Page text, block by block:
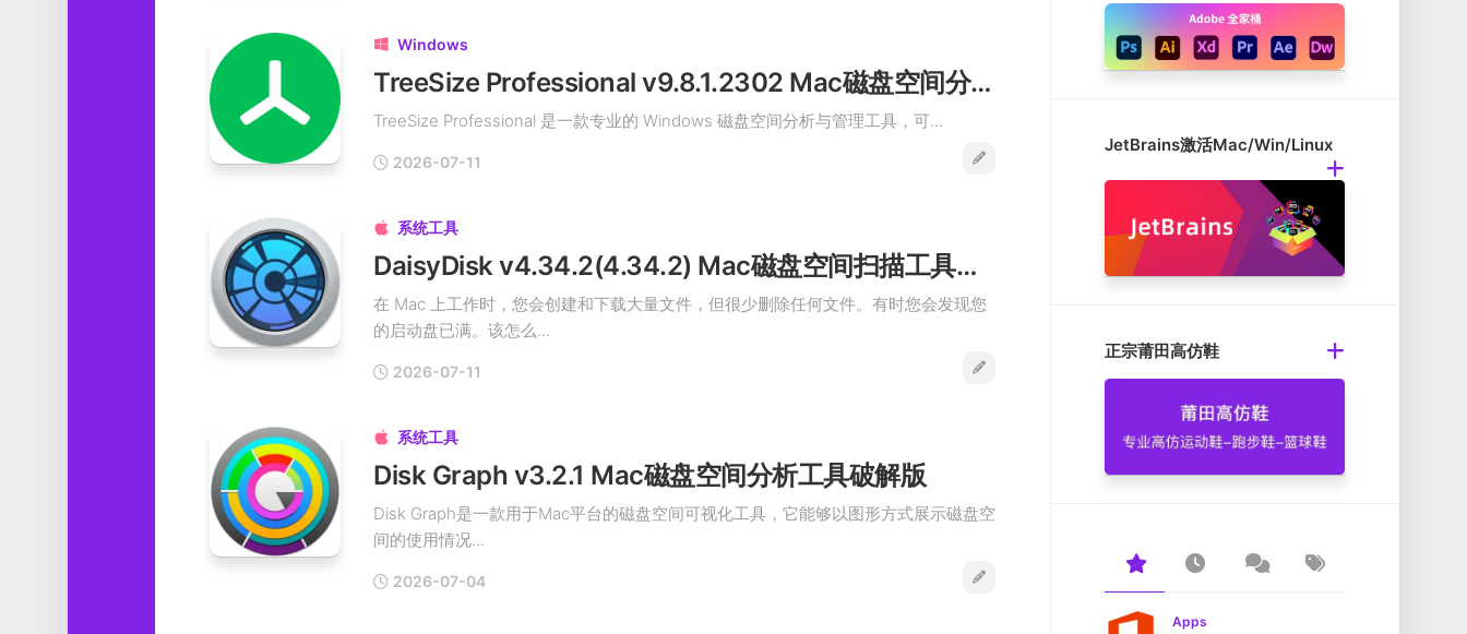
图
计
体
娱
乐
 Windows
TreeSize Professional v9.8.1.2302 Mac磁盘空间分析与管理工具破解版
TreeSize Professional 是一款专业的 Windows 磁盘空间分析与管理工具，可...
2026-07-11
 系统工具
DaisyDisk v4.34.2(4.34.2) Mac磁盘空间扫描工具破解版下载
在 Mac 上工作时，您会创建和下载大量文件，但很少删除任何文件。有时您会发现您
的启动盘已满。该怎么...
2026-07-11
 系统工具
Disk Graph v3.2.1 Mac磁盘空间分析工具破解版
Disk Graph是一款用于Mac平台的磁盘空间可视化工具，它能够以图形方式展示磁盘空
间的使用情况...
2026-07-04
JetBrains激活Mac/Win/Linux
正宗莆田高仿鞋
Apps